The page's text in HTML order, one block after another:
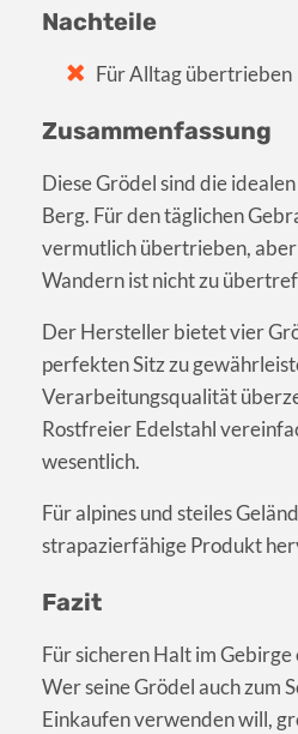
Nachteile
Für Alltag übertrieben
Zusammenfassung
Diese Grödel sind die
Berg. Für den täglichen
vermutlich übertrieben,
Wandern ist nicht zu
Der Hersteller bietet vier
perfekten Sitz zu
Verarbeitungsqualität
Rostfreier Edelstahl
wesentlich.
Für alpines und steiles
strapazierfähige Produkt
Fazit
Für sicheren Halt im Gebirge
Wer seine Grödel auch zum
Einkaufen verwenden will,